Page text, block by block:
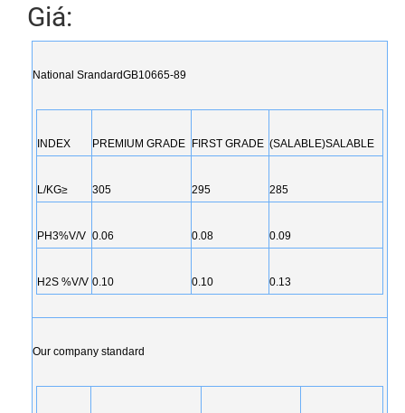
Giá:
National SrandardGB10665-89
INDEX PREMIUM GRADE FIRST GRADE (SALABLE)SALABLE
L/KG≥ 305 295 285
PH3%V/V 0.06 0.08 0.09
H2S %V/V 0.10 0.10 0.13
Our company standard